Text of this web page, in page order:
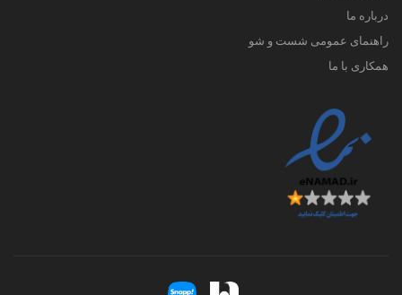
درباره ما
راهنمای عمومی شست و شو
همکاری با ما